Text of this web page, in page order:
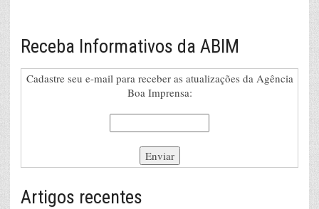
Receba Informativos da ABIM
Cadastre seu e-mail para receber as atualizações da Agência
Boa Imprensa:
Artigos recentes